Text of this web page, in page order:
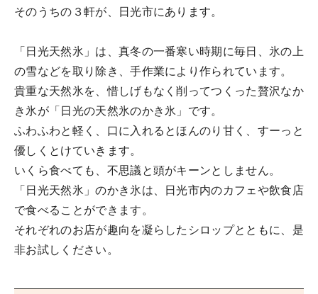
そのうちの３軒が、日光市にあります。
「日光天然氷」は、真冬の一番寒い時期に毎日、氷の上
の雪などを取り除き、手作業により作られています。
貴重な天然氷を、惜しげもなく削ってつくった贅沢なか
き氷が「日光の天然氷のかき氷」です。
ふわふわと軽く、口に入れるとほんのり甘く、すーっと
優しくとけていきます。
いくら食べても、不思議と頭がキーンとしません。
「日光天然氷」のかき氷は、日光市内のカフェや飲食店
で食べることができます。
それぞれのお店が趣向を凝らしたシロップとともに、是
非お試しください。